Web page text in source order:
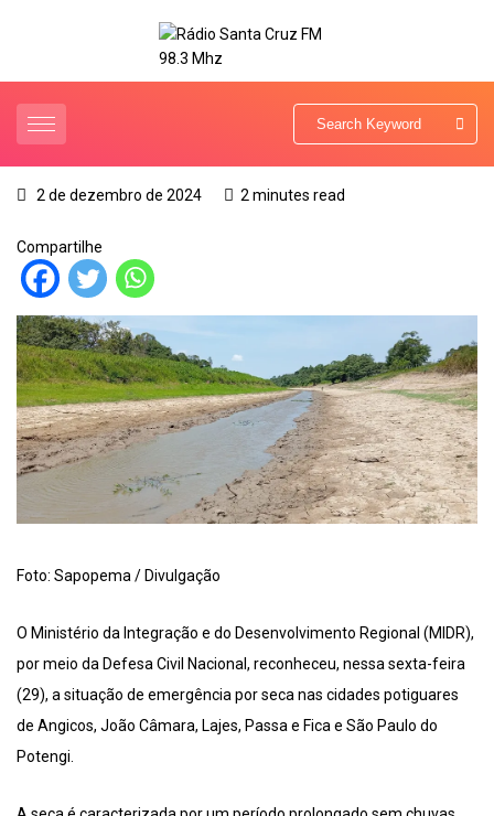
2 de dezembro de 2024 2 minutes read
Compartilhe
Foto: Sapopema / Divulgação
O Ministério da Integração e do Desenvolvimento Regional (MIDR),
por meio da Defesa Civil Nacional, reconheceu, nessa sexta-feira
(29), a situação de emergência por seca nas cidades potiguares
de Angicos, João Câmara, Lajes, Passa e Fica e São Paulo do
Potengi.